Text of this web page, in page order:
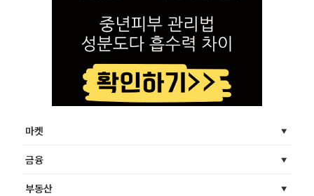
마켓
금융
부동산